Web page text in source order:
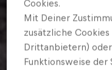
Cookies.
Mit Deiner
zusätzliche
Drittanbietern)
Funktionsweise der